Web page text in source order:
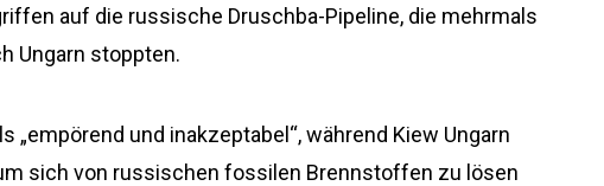
auf die russische Druschba-Pipeline, die mehrmals
Ungarn stoppten.
und inakzeptabel“, während Kiew Ungarn
sich von russischen fossilen Brennstoffen zu lösen